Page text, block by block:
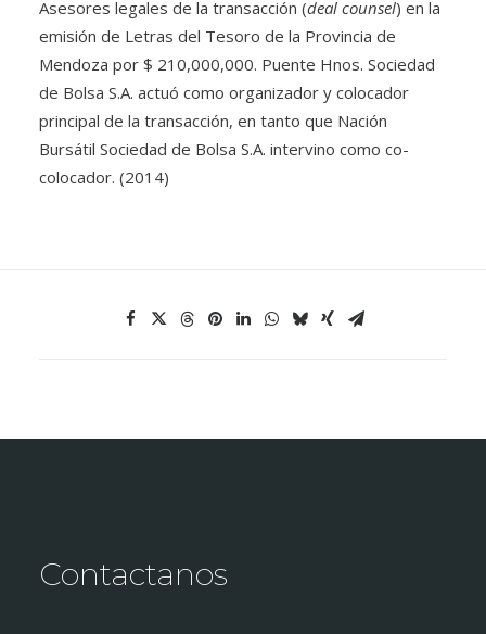
Asesores legales de la transacción (deal counsel) en la
emisión de Letras del Tesoro de la Provincia de
Mendoza por $ 210,000,000. Puente Hnos. Sociedad
de Bolsa S.A. actuó como organizador y colocador
principal de la transacción, en tanto que Nación
Bursátil Sociedad de Bolsa S.A. intervino como co-
colocador. (2014)
Contactanos